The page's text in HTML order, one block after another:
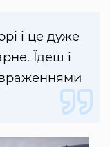
і це дуже
Їдеш і